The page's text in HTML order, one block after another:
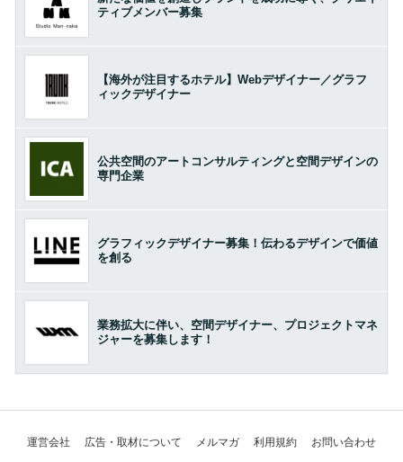
ティブメンバー募集
【海外が注目するホテル】Webデザイナー／グラフ
ィックデザイナー
公共空間のアートコンサルティングと空間デザインの
専門企業
グラフィックデザイナー募集！伝わるデザインで価値
を創る
業務拡大に伴い、空間デザイナー、プロジェクトマネ
ジャーを募集します！
運営会社 広告・取材について メルマガ 利用規約 お問い合わせ